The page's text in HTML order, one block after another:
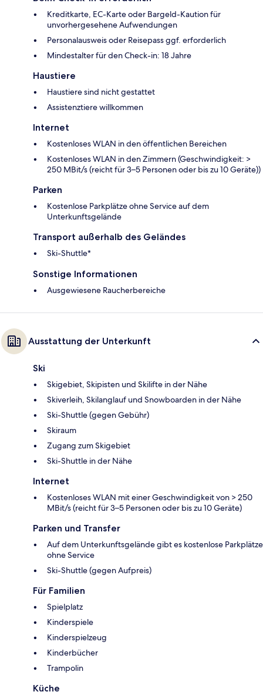
Kreditkarte, EC-Karte oder Bargeld-Kaution für
unvorhergesehene Aufwendungen
Personalausweis oder Reisepass ggf. erforderlich
Mindestalter für den Check-in: 18 Jahre
Haustiere
Haustiere sind nicht gestattet
Assistenztiere willkommen
Internet
Kostenloses WLAN in den öffentlichen Bereichen
Kostenloses WLAN in den Zimmern (Geschwindigkeit: >
250 MBit/s (reicht für 3–5 Personen oder bis zu 10 Geräte))
Parken
Kostenlose Parkplätze ohne Service auf dem
Unterkunftsgelände
Transport außerhalb des Geländes
Ski-Shuttle*
Sonstige Informationen
Ausgewiesene Raucherbereiche
Ausstattung der Unterkunft
Ski
Skigebiet, Skipisten und Skilifte in der Nähe
Skiverleih, Skilanglauf und Snowboarden in der Nähe
Ski-Shuttle (gegen Gebühr)
Skiraum
Zugang zum Skigebiet
Ski-Shuttle in der Nähe
Internet
Kostenloses WLAN mit einer Geschwindigkeit von > 250
MBit/s (reicht für 3–5 Personen oder bis zu 10 Geräte)
Parken und Transfer
Auf dem Unterkunftsgelände gibt es kostenlose Parkplätze
ohne Service
Ski-Shuttle (gegen Aufpreis)
Für Familien
Spielplatz
Kinderspiele
Kinderspielzeug
Kinderbücher
Trampolin
Küche